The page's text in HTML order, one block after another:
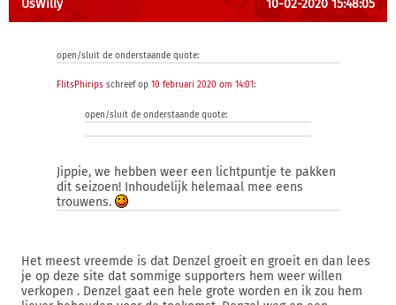
UsWilly 10-02-2020 15:48:05
open/sluit de onderstaande quote:
FlitsPhirips schreef op 10 februari 2020 om 14:01:
open/sluit de onderstaande quote:
Jippie, we hebben weer een lichtpuntje te pakken
dit seizoen! Inhoudelijk helemaal mee eens
trouwens.
Het meest vreemde is dat Denzel groeit en groeit en dan lees
je op deze site dat sommige supporters hem weer willen
verkopen . Denzel gaat een hele grote worden en ik zou hem